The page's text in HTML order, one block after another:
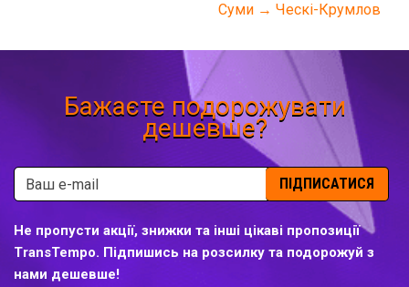
Суми → Ческі-Крумлов
Бажаєте подорожувати
дешевше?
ПІДПИСАТИСЯ
Не пропусти акції, знижки та інші цікаві пропозиції
TransTempo. Підпишись на розсилку та подорожуй з
нами дешевше!